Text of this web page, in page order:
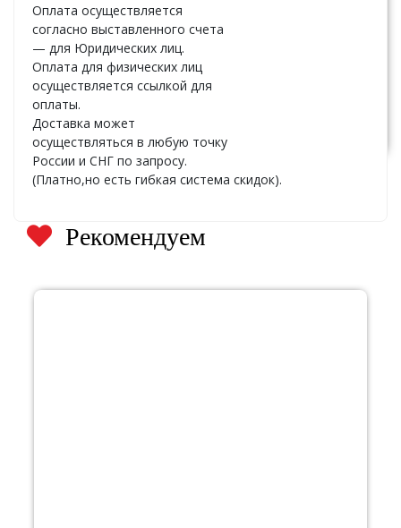
Оплата осуществляется
согласно выставленного счета
— для Юридических лиц.
Оплата для физических лиц
осуществляется ссылкой для
оплаты.
Доставка может
осуществляться в любую точку
России и СНГ по запросу.
(Платно,но есть гибкая система скидок).
Рекомендуем